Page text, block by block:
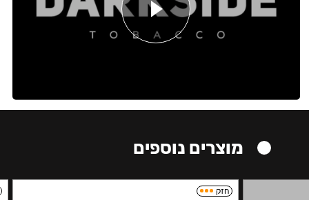
מוצרים נוספים
חזק